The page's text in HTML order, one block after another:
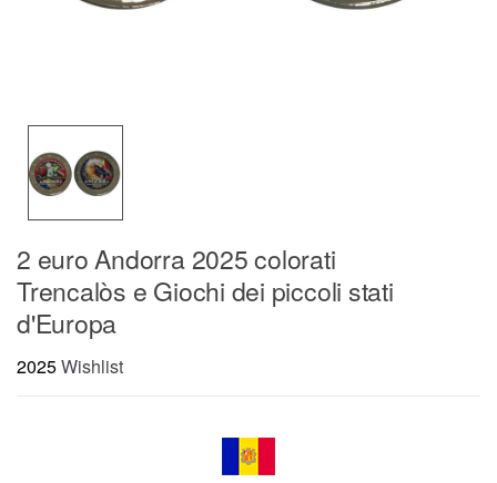
2 euro Andorra 2025 colorati
Trencalòs e Giochi dei piccoli stati
d'Europa
2025Wishlist